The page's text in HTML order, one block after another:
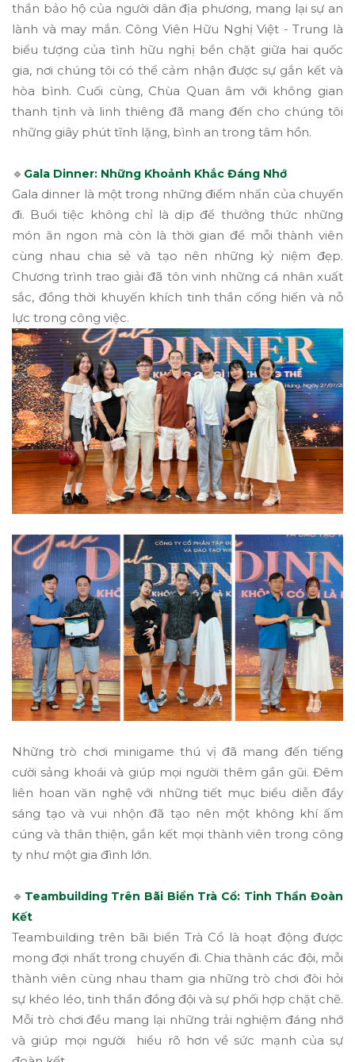
thần bảo hộ của người dân địa phương, mang lại sự an
lành và may mắn. Công Viên Hữu Nghị Việt - Trung là
biểu tượng của tình hữu nghị bền chặt giữa hai quốc
gia, nơi chúng tôi có thể cảm nhận được sự gắn kết và
hòa bình. Cuối cùng, Chùa Quan âm với không gian
thanh tịnh và linh thiêng đã mang đến cho chúng tôi
những giây phút tĩnh lặng, bình an trong tâm hồn.
🔹 Gala Dinner: Những Khoảnh Khắc Đáng Nhớ
Gala dinner là một trong những điểm nhấn của chuyến
đi. Buổi tiệc không chỉ là dịp để thưởng thức những
món ăn ngon mà còn là thời gian để mỗi thành viên
cùng nhau chia sẻ và tạo nên những kỷ niệm đẹp.
Chương trình trao giải đã tôn vinh những cá nhân xuất
sắc, đồng thời khuyến khích tinh thần cống hiến và nỗ
lực trong công việc.
Những trò chơi minigame thú vị đã mang đến tiếng
cười sảng khoái và giúp mọi người thêm gần gũi. Đêm
liên hoan văn nghệ với những tiết mục biểu diễn đầy
sáng tạo và vui nhộn đã tạo nên một không khí ấm
cúng và thân thiện, gắn kết mọi thành viên trong công
ty như một gia đình lớn.
🔹 Teambuilding Trên Bãi Biển Trà Cổ: Tinh Thần Đoàn
Kết
Teambuilding trên bãi biển Trà Cổ là hoạt động được
mong đợi nhất trong chuyến đi. Chia thành các đội, mỗi
thành viên cùng nhau tham gia những trò chơi đòi hỏi
sự khéo léo, tinh thần đồng đội và sự phối hợp chặt chẽ.
Mỗi trò chơi đều mang lại những trải nghiệm đáng nhớ
và giúp mọi người hiểu rõ hơn về sức mạnh của sự